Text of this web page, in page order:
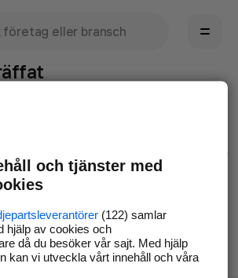
och snabbare kan avhjälpa det.
i webbläsaren och försök igen
och tjänster med
(122) samlar
hjälp av cookies och
då du besöker vår sajt. Med hjälp
kan vi utveckla vårt innehåll och våra